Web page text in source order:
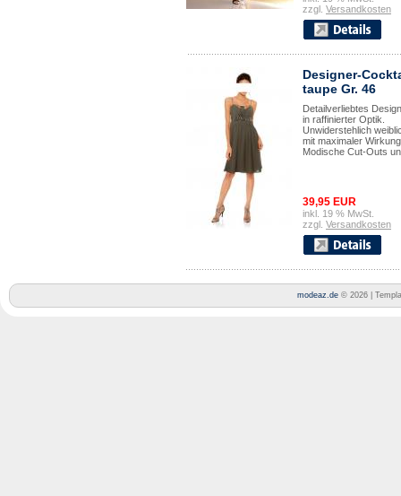
zzgl. Versandkosten
Designer-
taupe Gr. 46
Detailverliebtes
in raffinierter Optik.
Unwiderstehlich
mit maximaler
Modische Cut-Outs
39,95 EUR
inkl. 19 % MwSt.
zzgl. Versandkosten
modeaz.de © 2026 |